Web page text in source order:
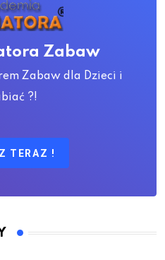
Zabaw
Zabaw dla Dzieci i
?!
TERAZ !